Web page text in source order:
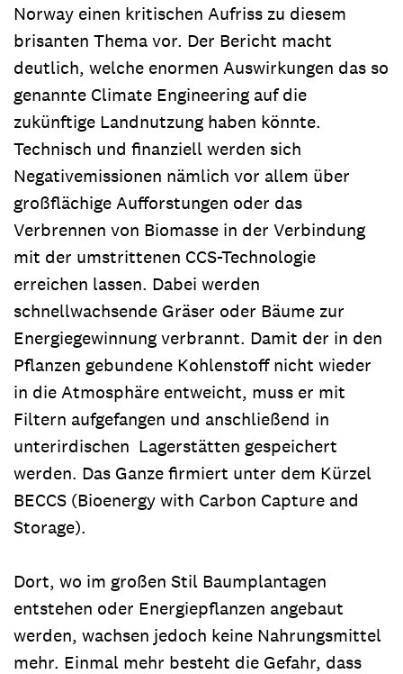
Norway einen kritischen Aufriss zu diesem
brisanten Thema vor. Der Bericht macht
deutlich, welche enormen Auswirkungen das so
genannte Climate Engineering auf die
zukünftige Landnutzung haben könnte.
Technisch und finanziell werden sich
Negativemissionen nämlich vor allem über
großflächige Aufforstungen oder das
Verbrennen von Biomasse in der Verbindung
mit der umstrittenen CCS-Technologie
erreichen lassen. Dabei werden
schnellwachsende Gräser oder Bäume zur
Energiegewinnung verbrannt. Damit der in den
Pflanzen gebundene Kohlenstoff nicht wieder
in die Atmosphäre entweicht, muss er mit
Filtern aufgefangen und anschließend in
unterirdischen Lagerstätten gespeichert
werden. Das Ganze firmiert unter dem Kürzel
BECCS (Bioenergy with Carbon Capture and
Storage).
Dort, wo im großen Stil Baumplantagen
entstehen oder Energiepflanzen angebaut
werden, wachsen jedoch keine Nahrungsmittel
mehr. Einmal mehr besteht die Gefahr, dass